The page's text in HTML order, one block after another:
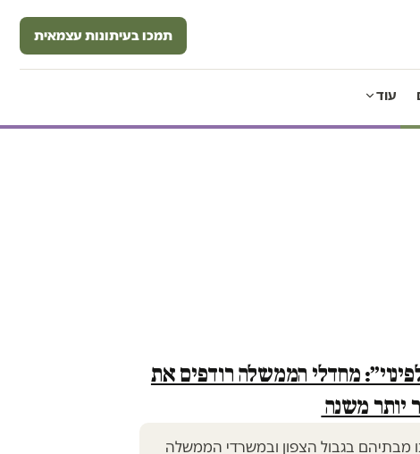
תמכו בעיתונות עצמאית
עוד
מחדלי הממשלה רודפים את
יותר משנה
מבתיהם בגבול הצפון ובמשרדי הממשלה